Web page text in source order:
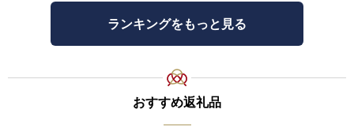
ランキングをもっと見る
おすすめ返礼品